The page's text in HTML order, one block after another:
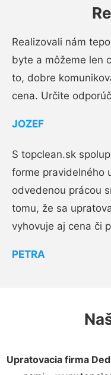
Realizovali nám
byte a môžeme len
to, dobre
cena. Určite
JOZEF
S topclean.sk
forme pravidelného
odvedenou prácou
tomu, že sa
vyhovuje aj cena či
PETRA
Upratovacia firma